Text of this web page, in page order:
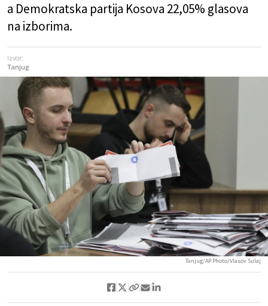
a Demokratska partija Kosova 22,05% glasova
na izborima.
Izvor:
Tanjug
Tanjug/AP Photo/Vlasov Sulaj